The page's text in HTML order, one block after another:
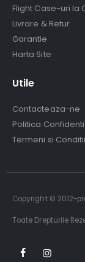
Flight Case-uri la
Livrare & Retur
Garantie
Harta Site
Utile
Contacteaza-ne
Politica
Termeni si Conditii
Copyright © 2012-
Toate Drepturile